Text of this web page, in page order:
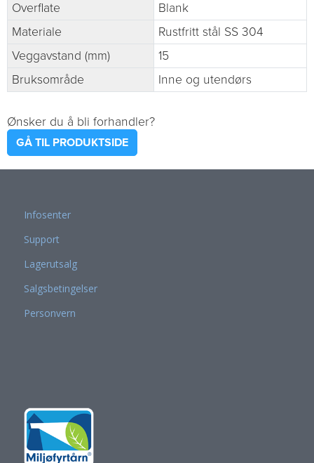
Overflate
Blank
Materiale
Rustfritt stål SS 304
Veggavstand (mm)
15
Bruksområde
Inne og utendørs
Ønsker du å bli forhandler?
GÅ TIL PRODUKTSIDE
Infosenter
Support
Lagerutsalg
Salgsbetingelser
Personvern